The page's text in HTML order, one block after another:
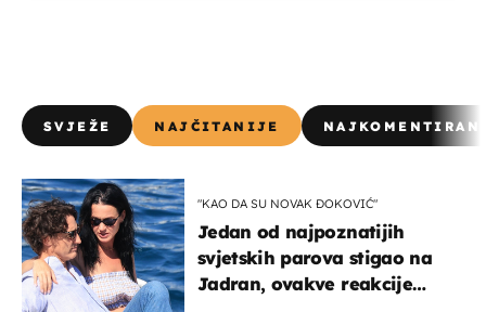
SVJEŽE NAJČITANIJE
"KAO DA SU NOVAK ĐOKOVIĆ"
Jedan od najpoznatijih
svjetskih parova stigao na
Jadran, ovakve reakcije